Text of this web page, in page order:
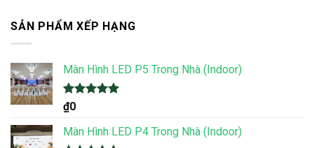
SẢN PHẨM XẾP HẠNG
Màn Hình LED P5 Trong Nhà (Indoor)
Được xếp
hạng
5 sao
₫0
Màn Hình LED P4 Trong Nhà (Indoor)